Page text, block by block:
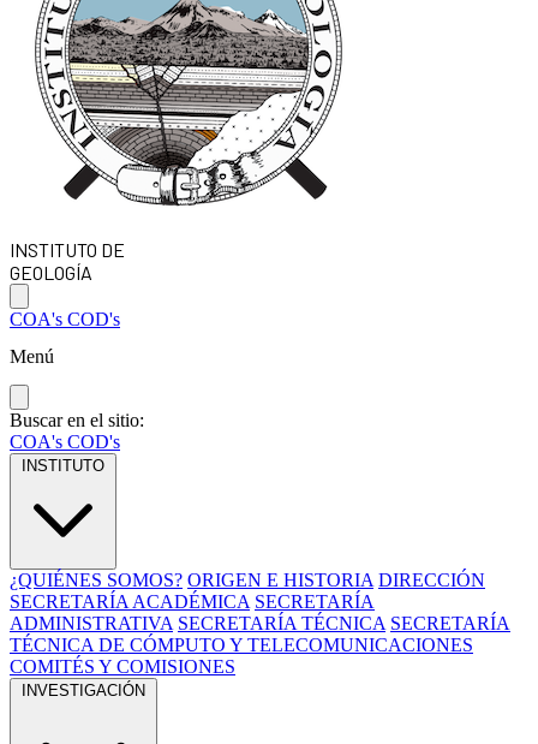
INSTITUTO DE
GEOLOGÍA
COA's COD's
Menú
Buscar en el sitio:
COA's COD's
INSTITUTO
¿QUIÉNES SOMOS? ORIGEN E HISTORIA DIRECCIÓN
SECRETARÍA ACADÉMICA SECRETARÍA
ADMINISTRATIVA SECRETARÍA TÉCNICA SECRETARÍA
TÉCNICA DE CÓMPUTO Y TELECOMUNICACIONES
COMITÉS Y COMISIONES
INVESTIGACIÓN